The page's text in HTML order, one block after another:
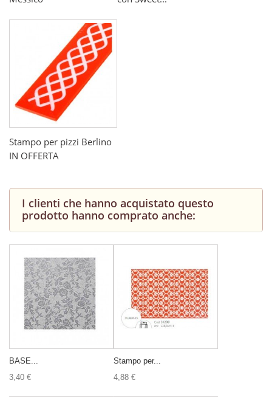
Stampo per pizzi Berlino
IN OFFERTA
I clienti che hanno acquistato questo
prodotto hanno comprato anche:
BASE...
3,40 €
Stampo per...
4,88 €